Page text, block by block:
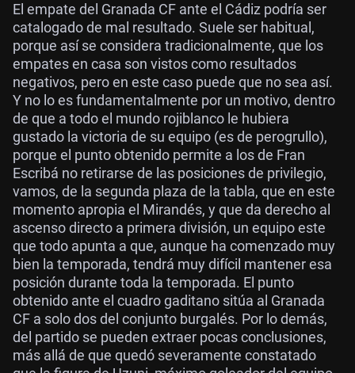
El empate del Granada CF ante el Cádiz podría ser
catalogado de mal resultado. Suele ser habitual,
porque así se considera tradicionalmente, que los
empates en casa son vistos como resultados
negativos, pero en este caso puede que no sea así.
Y no lo es fundamentalmente por un motivo, dentro
de que a todo el mundo rojiblanco le hubiera
gustado la victoria de su equipo (es de perogrullo),
porque el punto obtenido permite a los de Fran
Escribá no retirarse de las posiciones de privilegio,
vamos, de la segunda plaza de la tabla, que en este
momento apropia el Mirandés, y que da derecho al
ascenso directo a primera división, un equipo este
que todo apunta a que, aunque ha comenzado muy
bien la temporada, tendrá muy difícil mantener esa
posición durante toda la temporada. El punto
obtenido ante el cuadro gaditano sitúa al Granada
CF a solo dos del conjunto burgalés. Por lo demás,
del partido se pueden extraer pocas conclusiones,
más allá de que quedó severamente constatado